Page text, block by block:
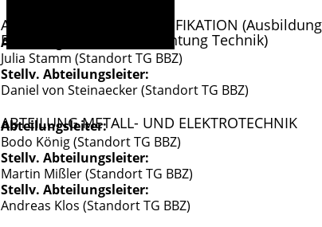
ABTEILUNG BERUFSQUALIFIKATION
Berufsfachschule Fachrichtung Technik)
Abteilungsleiterin:
Julia Stamm (Standort TG BBZ)
Stellv. Abteilungsleiter:
Daniel von Steinaecker (Standort TG BBZ)
ABTEILUNG METALL- UND ELEKTROTECHNIK
Abteilungsleiter:
Bodo König (Standort TG BBZ)
Stellv. Abteilungsleiter:
Martin Mißler (Standort TG BBZ)
Stellv. Abteilungsleiter:
Andreas Klos (Standort TG BBZ)